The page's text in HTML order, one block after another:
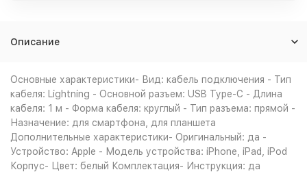
Описание
Основные характеристики- Вид: кабель подключения - Тип
кабеля: Lightning - Основной разъем: USB Type-C - Длина
кабеля: 1 м - Форма кабеля: круглый - Тип разъема: прямой -
Назначение: для смартфона, для планшета
Дополнительные характеристики- Оригинальный: да -
Устройство: Apple - Модель устройства: iPhone, iPad, iPod
Корпус- Цвет: белый Комплектация- Инструкция: да